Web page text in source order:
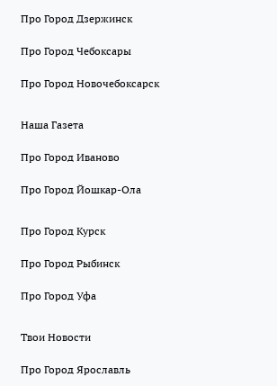
Про Город Дзержинск
Про Город Чебоксары
Про Город Новочебоксарск
Наша Газета
Про Город Иваново
Про Город Йошкар-Ола
Про Город Курск
Про Город Рыбинск
Про Город Уфа
Твои Новости
Про Город Ярославль